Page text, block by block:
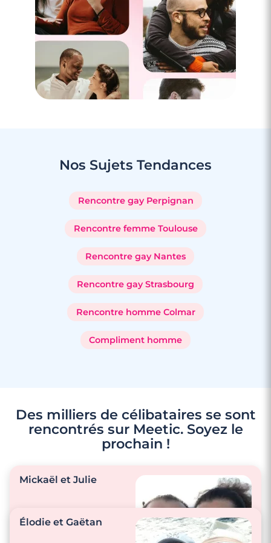
Nos Sujets Tendances
Rencontre gay Perpignan
Rencontre femme Toulouse
Rencontre gay Nantes
Rencontre gay Strasbourg
Rencontre homme Colmar
Compliment homme
Des milliers de célibataires se sont
rencontrés sur Meetic. Soyez le
prochain !
Mickaël et Julie
Élodie et Gaëtan